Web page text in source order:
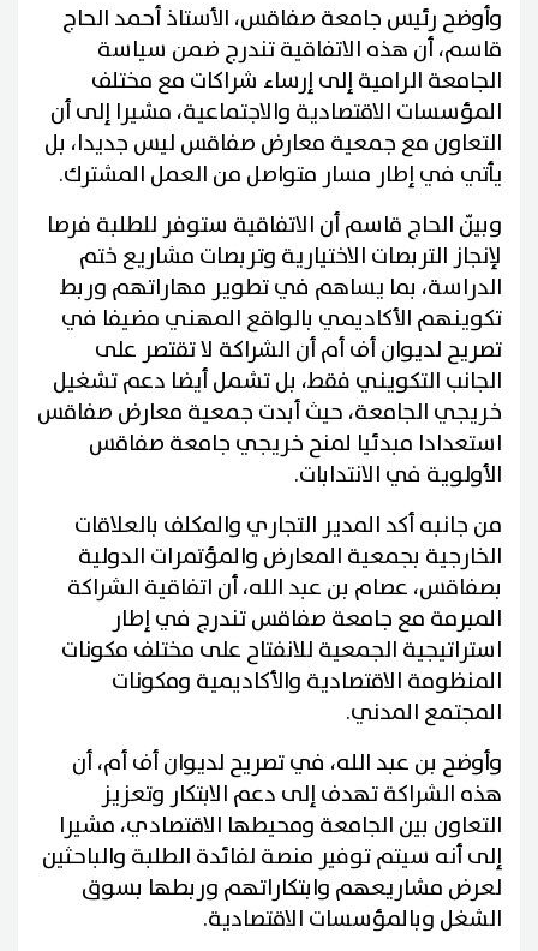
وأوضح رئيس جامعة صفاقس، الأستاذ أحمد الحاج
قاسم، أن هذه الاتفاقية تندرج ضمن سياسة
الجامعة الرامية إلى إرساء شراكات مع مختلف
المؤسسات الاقتصادية والاجتماعية، مشيرا إلى أن
التعاون مع جمعية معارض صفاقس ليس جديدا، بل
يأتي في إطار مسار متواصل من العمل المشترك.
وبيّن الحاج قاسم أن الاتفاقية ستوفر للطلبة فرصا
لإنجاز التربصات الاختيارية وتربصات مشاريع ختم
الدراسة، بما يساهم في تطوير مهاراتهم وربط
تكوينهم الأكاديمي بالواقع المهني مضيفا في
تصريح لديوان أف أم أن الشراكة لا تقتصر على
الجانب التكويني فقط، بل تشمل أيضا دعم تشغيل
خريجي الجامعة، حيث أبدت جمعية معارض صفاقس
استعدادا مبدئيا لمنح خريجي جامعة صفاقس
الأولوية في الانتدابات.
من جانبه أكد المدير التجاري والمكلف بالعلاقات
الخارجية بجمعية المعارض والمؤتمرات الدولية
بصفاقس، عصام بن عبد الله، أن اتفاقية الشراكة
المبرمة مع جامعة صفاقس تندرج في إطار
استراتيجية الجمعية للانفتاح على مختلف مكونات
المنظومة الاقتصادية والأكاديمية ومكونات
المجتمع المدني.
وأوضح بن عبد الله، في تصريح لديوان أف أم، أن
هذه الشراكة تهدف إلى دعم الابتكار وتعزيز
التعاون بين الجامعة ومحيطها الاقتصادي، مشيرا
إلى أنه سيتم توفير منصة لفائدة الطلبة والباحثين
لعرض مشاريعهم وابتكاراتهم وربطها بسوق
الشغل وبالمؤسسات الاقتصادية.